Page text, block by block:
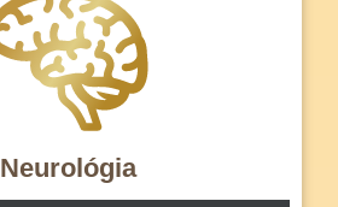
Neurológia